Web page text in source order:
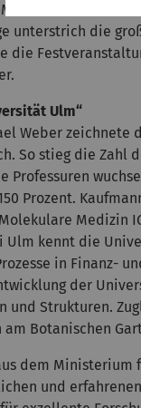
für
unterstrich die
die
Ulm“
Weber
So stieg die Zahl
Professuren
Prozent.
Medizin
kennt die
in Finanz-
der
Strukturen.
Botanischen
dem Ministerium
und